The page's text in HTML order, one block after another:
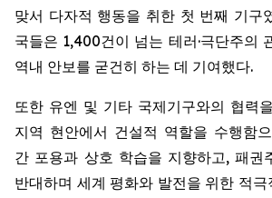
맞서 다자적 행동을 취한 첫 번째 기구
국들은 1,400건이 넘는 테러·극단주의
역내 안보를 굳건히 하는 데 기여했다.
또한 유엔 및 기타 국제기구와의 협력
지역 현안에서 건설적 역할을 수행함
간 포용과 상호 학습을 지향하고, 패권
반대하며 세계 평화와 발전을 위한 적